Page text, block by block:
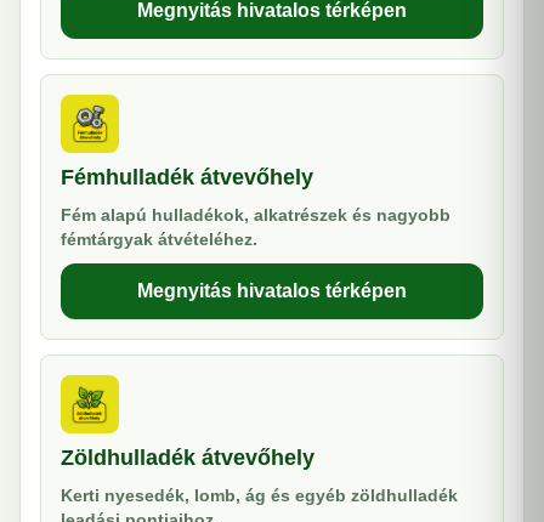
Megnyitás hivatalos térképen
Fémhulladék átvevőhely
Fém alapú hulladékok, alkatrészek és nagyobb
fémtárgyak átvételéhez.
Megnyitás hivatalos térképen
Zöldhulladék átvevőhely
Kerti nyesedék, lomb, ág és egyéb zöldhulladék